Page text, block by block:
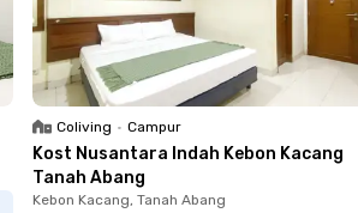
Coliving • Campur
Kost Nusantara Indah Kebon Kacang
Tanah Abang
Kebon Kacang, Tanah Abang